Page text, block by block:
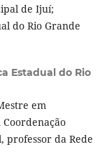
de Ijuí;
do Rio Grande
Estadual do Rio
em
Coordenação
professor da Rede